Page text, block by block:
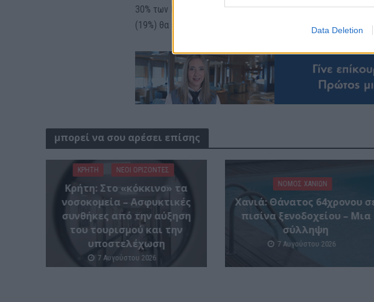
Data Deletion
30% των Ελλήνων απαντά ότι θα ένιωθε άβολα με intersex
(19%) θα ένιωθε άβολα και με βουδιστές συναδέλφους στον
μπορεί να σου αρέσει επίσης
ΚΡΗΤΗ ΝΕΟΙ ΟΡΙΖΟΝΤΕΣ
Κρήτη: Στο «κόκκινο» τα
νοσοκομεία – Ασφυκτικές
συνθήκες από την αύξηση
του τουρισμού και την
υποστελέχωση
7 Αυγούστου 2026
ΝΟΜΌΣ ΧΑΝΊΩΝ
Χανιά: Θάνατος 64χρονου
πισίνα ξενοδοχείου – Μια
σύλληψη
7 Αυγούστου 2026